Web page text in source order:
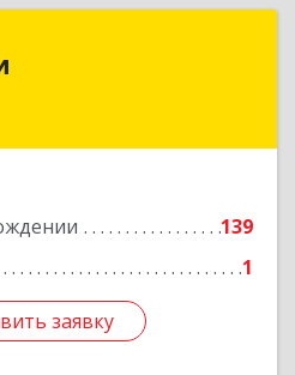
139
1
заявку
обл, Рославльский р-н,
заявку